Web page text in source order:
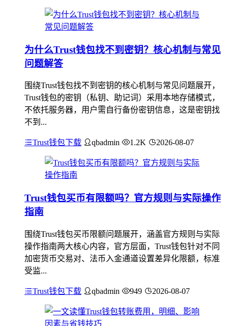
为什么Trust钱包找不到密钥？核心机制与常见
问题解答
围绕Trust钱包找不到密钥的核心机制与常见问题展开，
Trust钱包的密钥（私钥、助记词）采用本地存储模式，
不依托服务器，用户需自行备份密钥信息，这是密钥找
不到...
Trust钱包下载 qbadmin 1.2K 2026-08-07
Trust钱包买币有限额吗？官方规则与实际操作
指南
围绕Trust钱包买币限额问题展开，涵盖官方规则与实际
操作指南两大核心内容，官方层面，Trust钱包针对不同
加密货币交易对、法币入金通道设置差异化限额，标准
受监...
Trust钱包下载 qbadmin 949 2026-08-07